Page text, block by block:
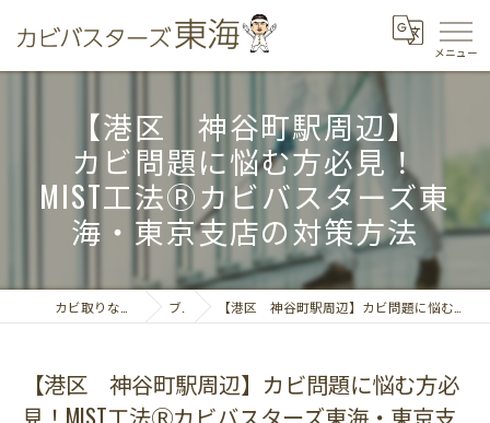
【港区 神谷町駅周辺】
カビ問題に悩む方必見！
MIST工法Ⓡカビバスターズ東
海・東京支店の対策方法
ブログ 【港区 神谷町駅周辺】カビ問題に悩む方必見！MIST工法Ⓡカビバスターズ東海・東京支店の対策方法
【港区 神谷町駅周辺】カビ問題に悩む方必
見！MIST工法Ⓡカビバスターズ東海・東京支